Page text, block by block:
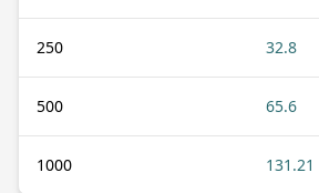
250 32.8
500 65.6
1000 131.21